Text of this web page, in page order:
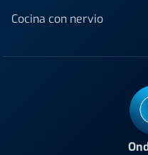
Cocina con nervio